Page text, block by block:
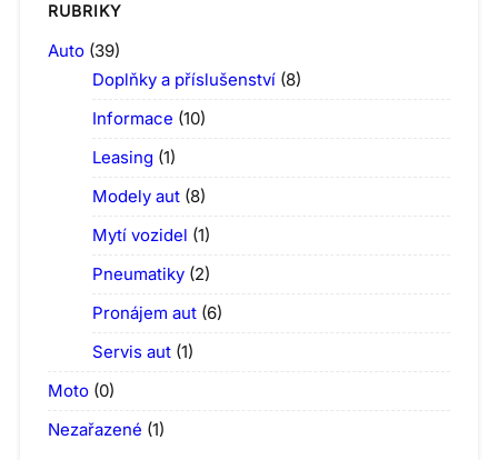
RUBRIKY
Auto (39)
Doplňky a příslušenství (8)
Informace (10)
Leasing (1)
Modely aut (8)
Mytí vozidel (1)
Pneumatiky (2)
Pronájem aut (6)
Servis aut (1)
Moto (0)
Nezařazené (1)